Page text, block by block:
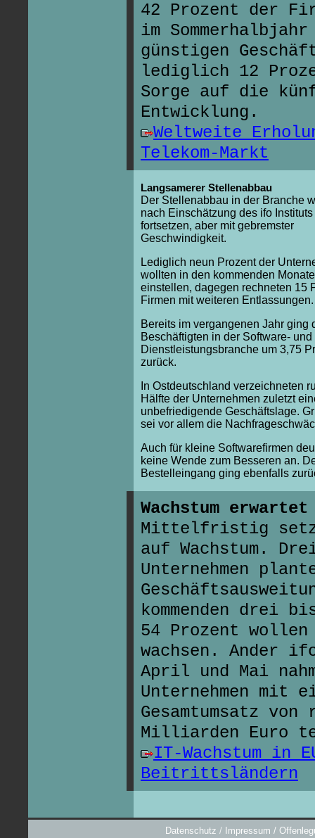
42 Prozent der
im
günstigen
lediglich 12
Sorge auf die
Entwicklung.
Weltweite
Telekom-Markt
Langsamerer Stellenabbau
Der Stellenabbau in der Branche
nach Einschätzung des ifo
fortsetzen, aber mit gebremster
Geschwindigkeit.
Lediglich neun Prozent der
wollten in den kommenden
einstellen, dagegen rechneten 15
Firmen mit weiteren Entlassungen.
Bereits im vergangenen Jahr ging
Beschäftigten in der Software- und
Dienstleistungsbranche um 3,75
zurück.
In Ostdeutschland verzeichneten
Hälfte der Unternehmen zuletzt
unbefriedigende Geschäftslage.
sei vor allem die
Auch für kleine Softwarefirmen
keine Wende zum Besseren an.
Bestelleingang ging ebenfalls
Wachstum erwartet
Mittelfristig
auf Wachstum.
Unternehmen
kommenden drei
54 Prozent
wachsen. Ander
April und Mai
Unternehmen mit
Gesamtumsatz von
Milliarden Euro
IT-Wachstum in
Beitrittsländern
Datenschutz / Impressum /